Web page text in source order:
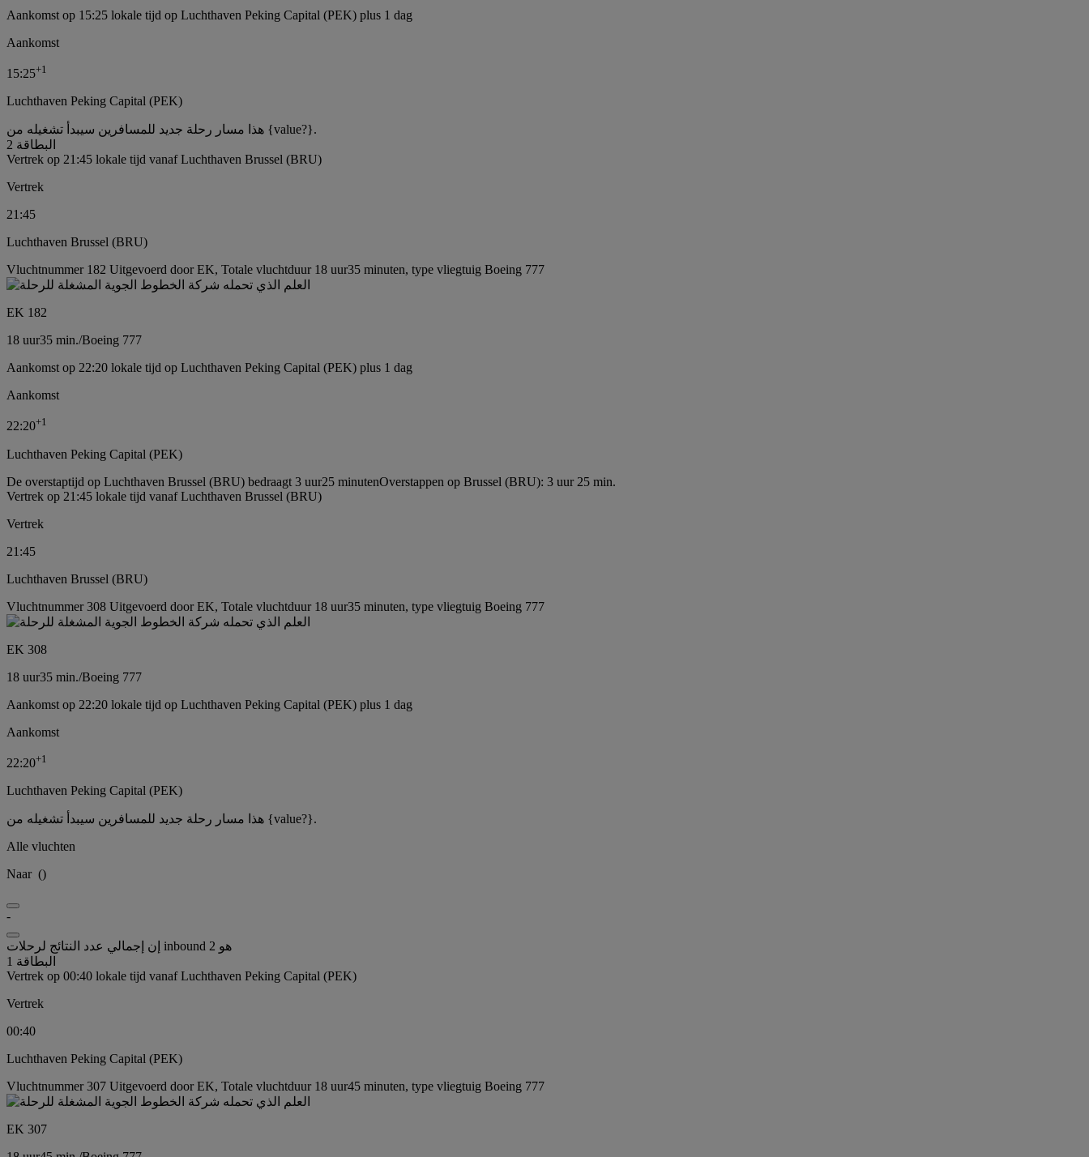
Aankomst op 15:25 lokale tijd op Luchthaven Peking Capital (PEK) plus 1 dag
Aankomst
15:25+1
Luchthaven Peking Capital (PEK)
هذا مسار رحلة جديد للمسافرين سيبدأ تشغيله من {value?}.
البطاقة 2
Vertrek op 21:45 lokale tijd vanaf Luchthaven Brussel (BRU)
Vertrek
21:45
Luchthaven Brussel (BRU)
Vluchtnummer 182 Uitgevoerd door EK, Totale vluchtduur 18 uur35 minuten, type vliegtuig Boeing 777
EK 182
18 uur35 min./Boeing 777
Aankomst op 22:20 lokale tijd op Luchthaven Peking Capital (PEK) plus 1 dag
Aankomst
22:20+1
Luchthaven Peking Capital (PEK)
De overstaptijd op Luchthaven Brussel (BRU) bedraagt 3 uur25 minutenOverstappen op Brussel (BRU): 3 uur 25 min.
Vertrek op 21:45 lokale tijd vanaf Luchthaven Brussel (BRU)
Vertrek
21:45
Luchthaven Brussel (BRU)
Vluchtnummer 308 Uitgevoerd door EK, Totale vluchtduur 18 uur35 minuten, type vliegtuig Boeing 777
EK 308
18 uur35 min./Boeing 777
Aankomst op 22:20 lokale tijd op Luchthaven Peking Capital (PEK) plus 1 dag
Aankomst
22:20+1
Luchthaven Peking Capital (PEK)
هذا مسار رحلة جديد للمسافرين سيبدأ تشغيله من {value?}.
Alle vluchten
Naar ()
-
إن إجمالي عدد النتائج لرحلات inbound هو 2
البطاقة 1
Vertrek op 00:40 lokale tijd vanaf Luchthaven Peking Capital (PEK)
Vertrek
00:40
Luchthaven Peking Capital (PEK)
Vluchtnummer 307 Uitgevoerd door EK, Totale vluchtduur 18 uur45 minuten, type vliegtuig Boeing 777
EK 307